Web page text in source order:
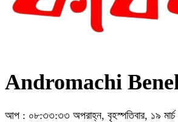
Andromachi
আপ : ০৮:৩৩:৩৩ অপরাহ্ন, বৃহস্পতিবার, ১৯